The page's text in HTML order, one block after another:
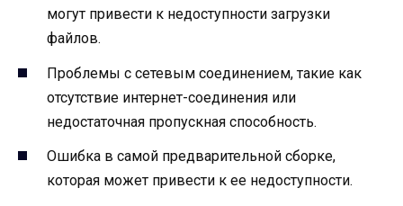
могут привести к недоступности загрузки
файлов.
Проблемы с сетевым соединением, такие как
отсутствие интернет-соединения или
недостаточная пропускная способность.
Ошибка в самой предварительной сборке,
которая может привести к ее недоступности.